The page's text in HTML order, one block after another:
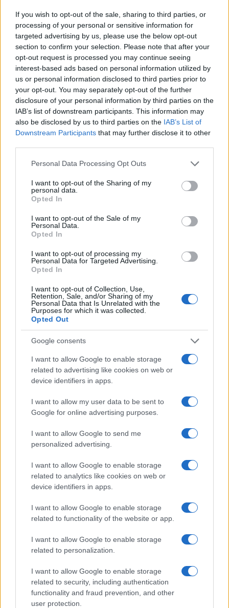
If you wish to opt-out of the sale, sharing to third parties, or
processing of your personal or sensitive information for
targeted advertising by us, please use the below opt-out
section to confirm your selection. Please note that after your
opt-out request is processed you may continue seeing
interest-based ads based on personal information utilized by
us or personal information disclosed to third parties prior to
your opt-out. You may separately opt-out of the further
disclosure of your personal information by third parties on the
IAB’s list of downstream participants. This information may
also be disclosed by us to third parties on the IAB’s List of
Downstream Participants that may further disclose it to other
Please note that this website/app uses one or more Google
not limited to your visit or usage behaviour. You may click to
grant or deny consent to Google and its third-party tags to
use your data for below specified purposes in below Google
consent section.
Personal Data Processing Opt Outs
I want to opt-out of the Sharing of my
personal data.
Opted In
I want to opt-out of the Sale of my
Personal Data.
Opted In
I want to opt-out of processing my
Personal Data for Targeted Advertising.
Opted In
I want to opt-out of Collection, Use,
Retention, Sale, and/or Sharing of my
Personal Data that Is Unrelated with the
Purposes for which it was collected.
Opted Out
Google consents
I want to allow Google to enable storage
related to advertising like cookies on web or
device identifiers in apps.
I want to allow my user data to be sent to
Google for online advertising purposes.
I want to allow Google to send me
personalized advertising.
I want to allow Google to enable storage
related to analytics like cookies on web or
device identifiers in apps.
I want to allow Google to enable storage
related to functionality of the website or app.
I want to allow Google to enable storage
related to personalization.
I want to allow Google to enable storage
related to security, including authentication
functionality and fraud prevention, and other
user protection.
sportive, ma anche attrarre un pubblico più
ampio, desideroso di scoprire cosa significa
davvero guidare un’auto progettata per
emozionare. E tu, sei pronto a scoprire il futuro
della guida?
AUTORE
Staff
Continua a leggere
L’intelligenza artificiale sta cambiando WordPress:
non solo contenuti, ma un nuovo modo di progettare i
siti web
Redazione Think.it · 7 Ago 2026